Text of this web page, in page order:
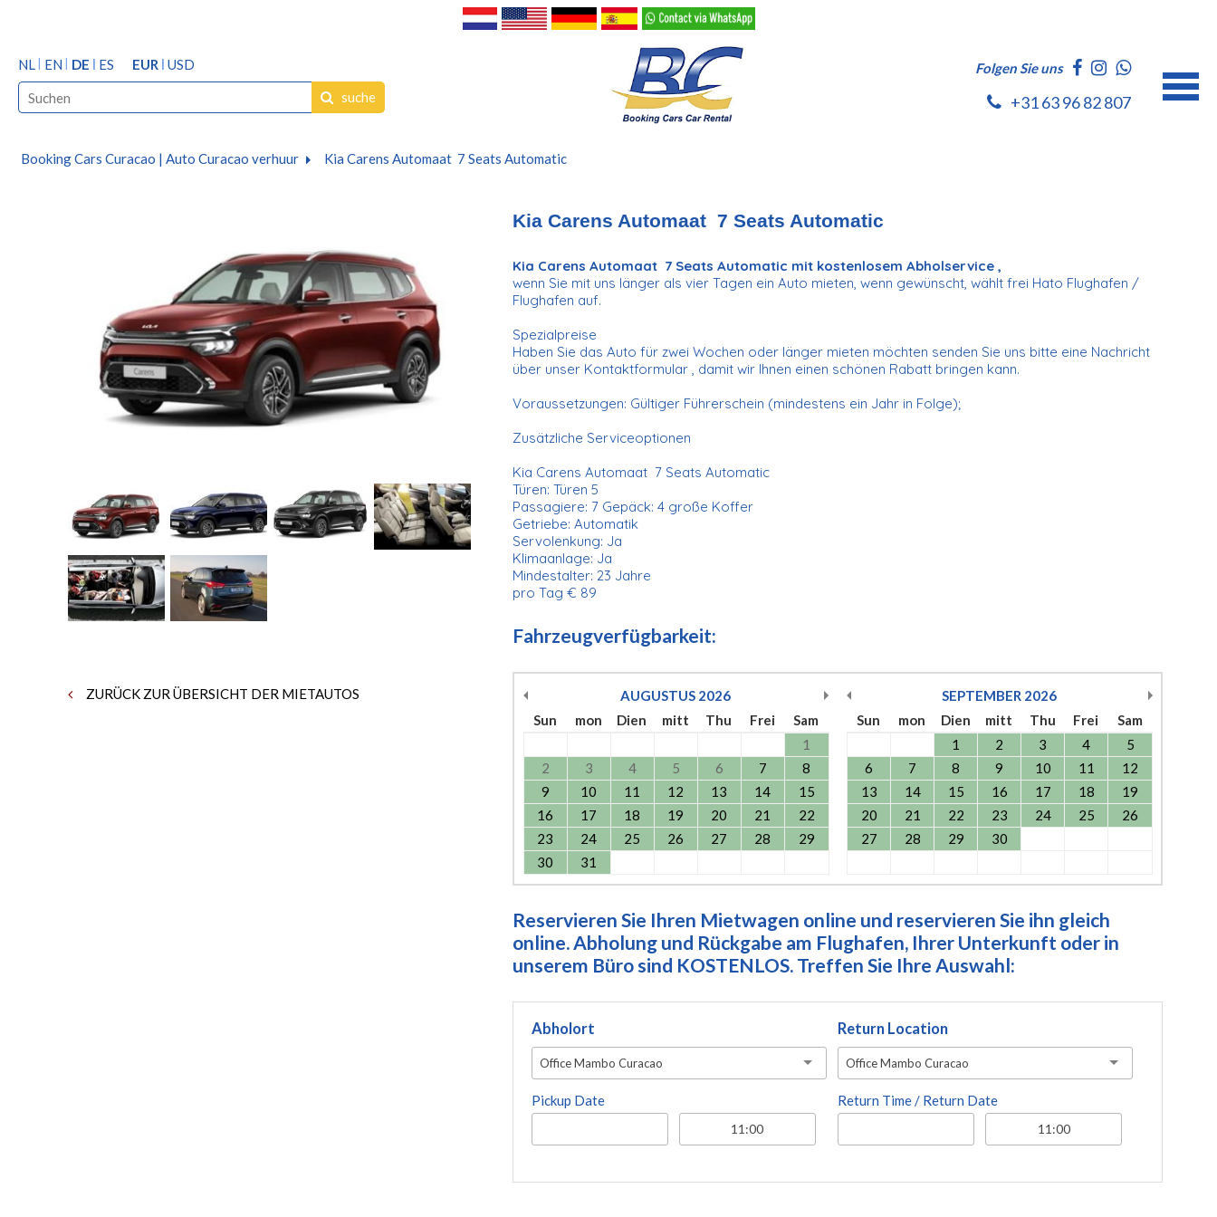
NL EN DE ES EUR USD
suche
Folgen Sie uns
+31 63 96 82 807
Booking Cars Curacao | Auto Curacao verhuur Kia Carens Automaat 7 Seats Automatic
ZURÜCK ZUR ÜBERSICHT DER MIETAUTOS
Kia Carens Automaat 7 Seats Automatic
Kia Carens Automaat 7 Seats Automatic​ mit kostenlosem Abholservice ,
wenn Sie mit uns länger als vier Tagen ein Auto mieten, wenn gewünscht, wählt frei Hato Flughafen /
Flughafen auf.
Spezialpreise
Haben Sie das Auto für zwei Wochen oder länger mieten möchten senden Sie uns bitte eine Nachricht
über unser Kontaktformular , damit wir Ihnen einen schönen Rabatt bringen kann.
Voraussetzungen: Gültiger Führerschein (mindestens ein Jahr in Folge);
Zusätzliche Serviceoptionen
Kia Carens Automaat 7 Seats Automatic
Türen: Türen 5
Passagiere: 7 Gepäck: 4 große Koffer
Getriebe: Automatik
Servolenkung: Ja
Klimaanlage: Ja
Mindestalter: 23 Jahre
pro Tag € 89
Fahrzeugverfügbarkeit:
AUGUSTUS 2026
Sun
mon Dien mitt Thu Frei
Sam
1
2
3 4 5 6 7
8
9
10 11 12 13 14
15
16
17 18 19 20 21
22
23
24 25 26 27 28
29
30
31
SEPTEMBER 2026
Sun
mon Dien mitt Thu Frei
Sam
1
2 3 4
5
6
7 8 9 10 11
12
13
14 15 16 17 18
19
20
21 22 23 24 25
26
27
28 29 30
Reservieren Sie Ihren Mietwagen online und reservieren Sie ihn gleich
online. Abholung und Rückgabe am Flughafen, Ihrer Unterkunft oder in
unserem Büro sind KOSTENLOS. Treffen Sie Ihre Auswahl:
Abholort
Office Mambo Curacao
Pickup Date
Return Location
Office Mambo Curacao
Return Time / Return Date